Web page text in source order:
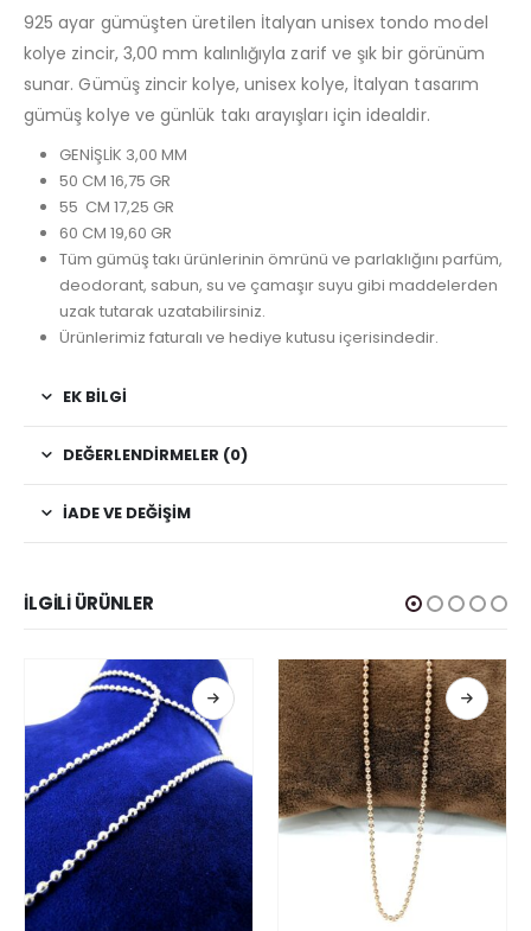
925 ayar gümüşten üretilen İtalyan unisex tondo model
kolye zincir, 3,00 mm kalınlığıyla zarif ve şık bir görünüm
sunar. Gümüş zincir kolye, unisex kolye, İtalyan tasarım
gümüş kolye ve günlük takı arayışları için idealdir.
GENİŞLİK 3,00 MM
50 CM 16,75 GR
55 CM 17,25 GR
60 CM 19,60 GR
Tüm gümüş takı ürünlerinin ömrünü ve parlaklığını parfüm,
deodorant, sabun, su ve çamaşır suyu gibi maddelerden
uzak tutarak uzatabilirsiniz.
Ürünlerimiz faturalı ve hediye kutusu içerisindedir.
EK BILGI
DEĞERLENDIRMELER (0)
İADE VE DEĞIŞIM
İLGILI ÜRÜNLER